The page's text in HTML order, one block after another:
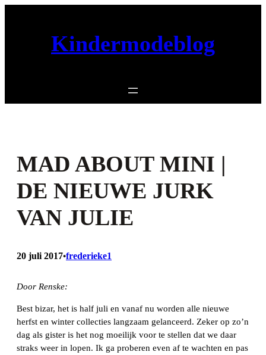
Kindermodeblog
MAD ABOUT MINI |
DE NIEUWE JURK
VAN JULIE
20 juli 2017•frederieke1
Door Renske:
Best bizar, het is half juli en vanaf nu worden alle nieuwe
herfst en winter collecties langzaam gelanceerd. Zeker op zo’n
dag als gister is het nog moeilijk voor te stellen dat we daar
straks weer in lopen. Ik ga proberen even af te wachten en pas